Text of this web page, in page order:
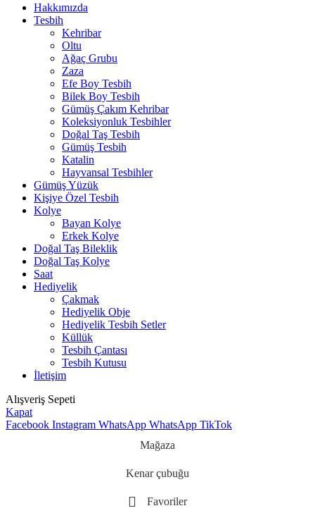
Hakkımızda
Tesbih
Kehribar
Oltu
Ağaç Grubu
Zaza
Efe Boy Tesbih
Bilek Boy Tesbih
Gümüş Çakım Kehribar
Koleksiyonluk Tesbihler
Doğal Taş Tesbih
Gümüş Tesbih
Katalin
Hayvansal Tesbihler
Gümüş Yüzük
Kişiye Özel Tesbih
Kolye
Bayan Kolye
Erkek Kolye
Doğal Taş Bileklik
Doğal Taş Kolye
Saat
Hediyelik
Çakmak
Hediyelik Obje
Hediyelik Tesbih Setler
Küllük
Tesbih Çantası
Tesbih Kutusu
İletişim
Alışveriş Sepeti
Kapat
Facebook Instagram WhatsApp WhatsApp TikTok
Mağaza
Kenar çubuğu
Favoriler